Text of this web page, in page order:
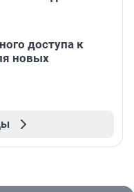
доступа к
новых